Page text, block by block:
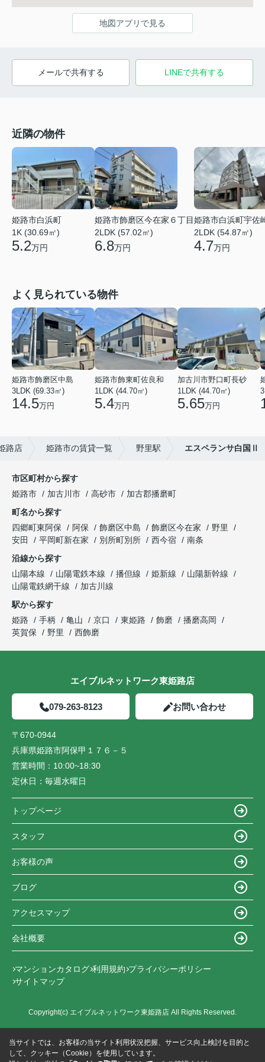
地図アプリで見る
メールで共有する LINEで共有する
近隣の物件
姫路市白浜町
1K (30.69㎡)
5.2万円
姫路市飾磨区今在家６丁目
2LDK (57.02㎡)
6.8万円
姫路市白浜町宇佐
2LDK (54.87㎡)
4.7万円
よく見られている物件
姫路市飾磨区中島
3LDK (69.33㎡)
14.5万円
姫路市飾東町佐良和
1LDK (44.70㎡)
5.4万円
加古川市野口町長砂
1LDK (44.70㎡)
5.65万円
路店 姫路市の賃貸一覧 野里駅 エスペランサ白国Ⅱ
市区町村から探す
姫路市
加古川市 高砂市
加古郡播磨町
町名から探す
四郷町東阿保
阿保 飾磨区中島 飾磨区今在家
野里
安田
平岡町新在家 別所町別所 西今宿
南条
沿線から探す
山陽本線
山陽電鉄本線 播但線 姫新線
山陽新幹線
山陽電鉄網干線
加古川線
駅から探す
姫路
手柄 亀山 京口 東姫路 飾磨
播磨高岡
英賀保
野里 西飾磨
エイブルネットワーク東姫路店
079-263-8123 お問い合わせ
〒670-0944
兵庫県姫路市阿保甲１７６－５
営業時間： 10:00~18:30
定休日： 毎週水曜日
トップページ
スタッフ
お客様の声
ブログ
アクセスマップ
会社概要
マンションカタログ 利用規約 プライバシーポリシー
サイトマップ
Copyright(c) エイブルネットワーク東姫路店 All Rights Reserved.
当サイトでは、お客様の当サイト利用状況把握、サービス向上検討を目的と
して、クッキー（Cookie）を使用しています。